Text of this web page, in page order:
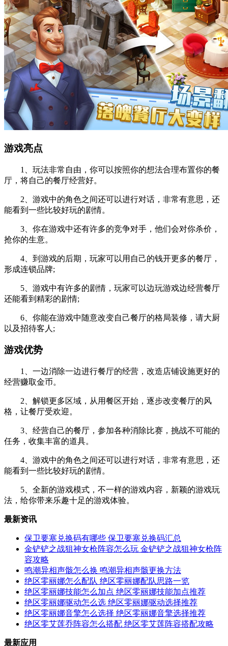
游戏亮点
1、玩法非常自由，你可以按照你的想法合理布置你的餐
厅，将自己的餐厅经营好。
2、游戏中的角色之间还可以进行对话，非常有意思，还
能看到一些比较好玩的剧情。
3、你在游戏中还有许多的竞争对手，他们会对你杀价，
抢你的生意。
4、到游戏的后期，玩家可以用自己的钱开更多的餐厅，
形成连锁品牌;
5、游戏中有许多的剧情，玩家可以边玩游戏边经营餐厅
还能看到精彩的剧情;
6、你能在游戏中随意改变自己餐厅的格局装修，请大厨
以及招待客人;
游戏优势
1、一边消除一边进行餐厅的经营，改造店铺设施更好的
经营赚取金币。
2、解锁更多区域，从用餐区开始，逐步改变餐厅的风
格，让餐厅受欢迎。
3、经营自己的餐厅，参加各种消除比赛，挑战不可能的
任务，收集丰富的道具。
4、游戏中的角色之间还可以进行对话，非常有意思，还
能看到一些比较好玩的剧情。
5、全新的游戏模式，不一样的游戏内容，新颖的游戏玩
法，给你带来乐趣十足的游戏体验。
最新资讯
保卫要塞兑换码有哪些 保卫要塞兑换码汇总
金铲铲之战狙神女枪阵容怎么玩 金铲铲之战狙神女枪阵
容攻略
鸣潮异相声骸怎么换 鸣潮异相声骸更换方法
绝区零丽娜怎么配队 绝区零丽娜配队思路一览
绝区零丽娜技能怎么加点 绝区零丽娜技能加点推荐
绝区零丽娜驱动怎么选 绝区零丽娜驱动选择推荐
绝区零丽娜音擎怎么选择 绝区零丽娜音擎选择推荐
绝区零艾莲乔阵容怎么搭配 绝区零艾莲阵容搭配攻略
最新应用